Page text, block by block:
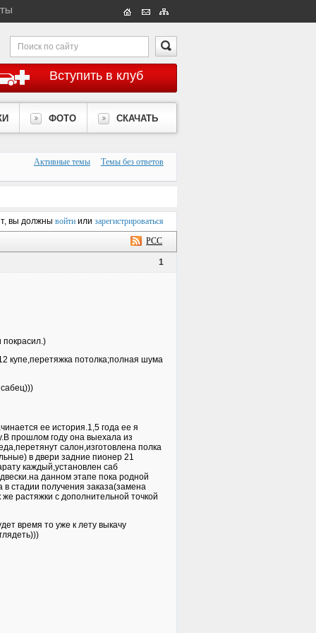
Вступить в клуб
ФОТО СКАЧАТЬ
Активные темы Темы без ответов
вы должны войтиили зарегистрироваться
РСС
1
покрасил.)
купе,перетяжка потолка;полная шума
ее история.1,5 года ее я
прошлом году она выехала из
салон,изготовлена полка
в двери задние пионер 21
каждый,установлен саб
данном этапе пока родной
в стадии получения заказа(замена
растяжки с дополнительной точкой
время то уже к лету выкачу